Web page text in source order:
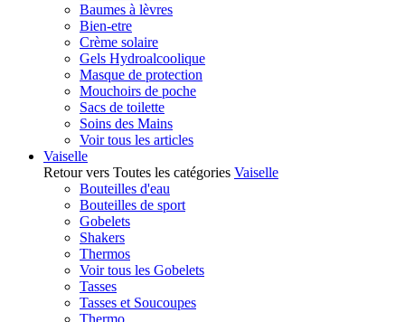
Baumes à lèvres
Bien-etre
Crème solaire
Gels Hydroalcoolique
Masque de protection
Mouchoirs de poche
Sacs de toilette
Soins des Mains
Voir tous les articles
Vaiselle
Retour vers Toutes les catégories Vaiselle
Bouteilles d'eau
Bouteilles de sport
Gobelets
Shakers
Thermos
Voir tous les Gobelets
Tasses
Tasses et Soucoupes
Thermo